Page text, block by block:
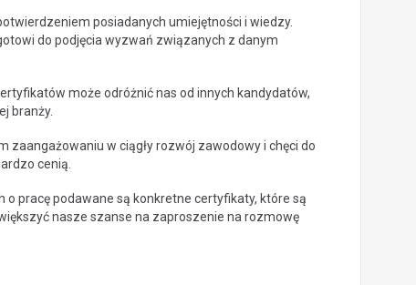
posiadanych umiejętności i wiedzy.
do podjęcia wyzwań związanych z danym
może odróżnić nas od innych kandydatów,
branży.
zaangażowaniu w ciągły rozwój zawodowy i chęci do
cenią.
o pracę podawane są konkretne certyfikaty, które są
nasze szanse na zaproszenie na rozmowę